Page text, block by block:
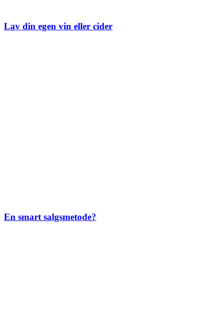
Lav din egen vin eller cider
En smart salgsmetode?